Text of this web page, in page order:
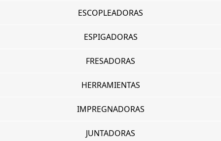
ESCOPLEADORAS
ESPIGADORAS
FRESADORAS
HERRAMIENTAS
IMPREGNADORAS
JUNTADORAS